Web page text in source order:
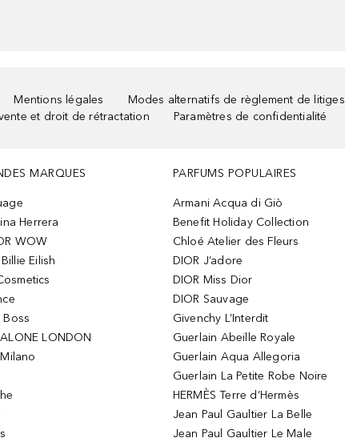
Mentions légales
Modes alternatifs de règlement de litiges
et droit de rétractation
Paramètres de confidentialité
MARQUES
Herrera
WOW
Eilish
Boss
LONDON
PARFUMS POPULAIRES
Armani Acqua di Giò
Benefit Holiday Collection
Chloé Atelier des Fleurs
DIOR J’adore
DIOR Miss Dior
DIOR Sauvage
Givenchy L’Interdit
Guerlain Abeille Royale
Guerlain Aqua Allegoria
Guerlain La Petite Robe Noire
HERMÈS Terre d’Hermès
Jean Paul Gaultier La Belle
Jean Paul Gaultier Le Male